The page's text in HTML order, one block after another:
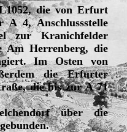
die von Erfurt
4, Anschlussstelle
zur Kranichfelder
Am Herrenberg, die
Im Osten von
die Erfurter
die bis zur A 71
über die